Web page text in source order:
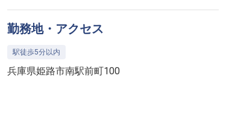
勤務地・アクセス
駅徒歩5分以内
兵庫県姫路市南駅前町100